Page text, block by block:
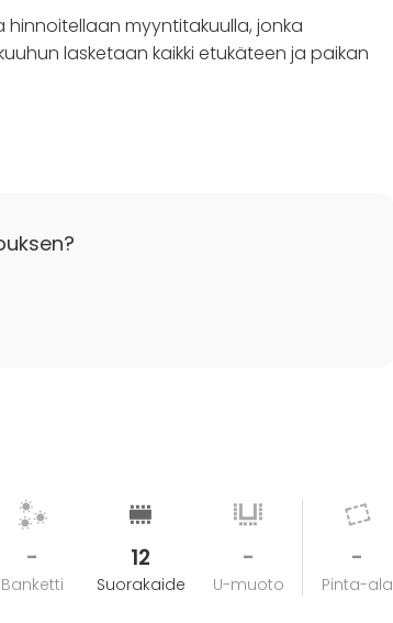
hinnoitellaan myyntitakuulla, jonka
lasketaan kaikki etukäteen ja paikan
-
Banketti
12
Suorakaide
-
U-muoto
-
Pinta-ala